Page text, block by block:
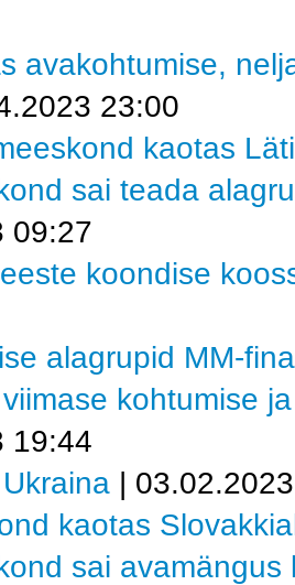
avakohtumise,
23:00
kaotas
sai teada
09:27
koondise
alagrupid MM-
kohtumise
19:44
|
kaotas
sai avamängus